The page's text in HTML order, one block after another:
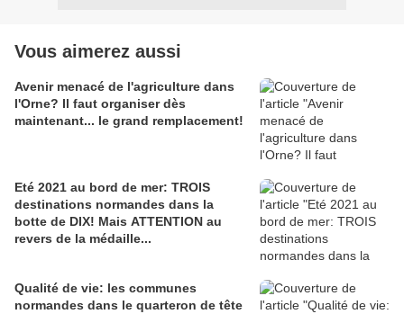
Vous aimerez aussi
Avenir menacé de l'agriculture dans
l'Orne? Il faut organiser dès
maintenant... le grand remplacement!
Eté 2021 au bord de mer: TROIS
destinations normandes dans la
botte de DIX! Mais ATTENTION au
revers de la médaille...
Qualité de vie: les communes
normandes dans le quarteron de tête